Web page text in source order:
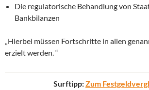
Die regulatorische Behandlung von
Bankbilanzen
„Hierbei müssen Fortschritte in allen
erzielt werden. “
Surftipp:Zum